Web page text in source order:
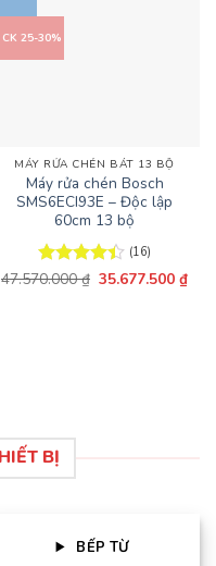
CK 25-30%
MÁY RỬA CHÉN BÁT 13 BỘ
Máy rửa chén Bosch
SMS6ECI93E – Độc lập
60cm 13 bộ
Được xếp
(16)
47.570.000₫ Giá
35.677.500₫Giá
BỊ
BẾP TỪ